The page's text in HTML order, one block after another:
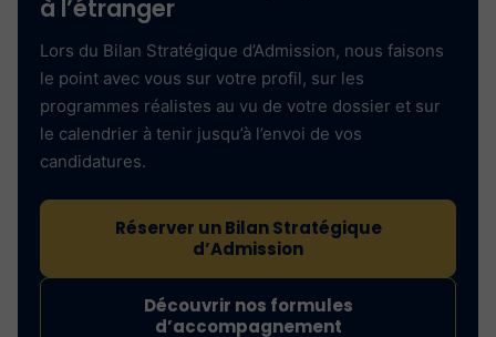
à l’étranger
Lors du Bilan Stratégique d’Admission, nous faisons
le point avec vous sur votre profil, sur les
programmes réalistes au vu de votre dossier et sur
le calendrier à tenir jusqu’à l’envoi de vos
candidatures.
Réserver un Bilan Stratégique
d’Admission
Découvrir nos formules
d’accompagnement